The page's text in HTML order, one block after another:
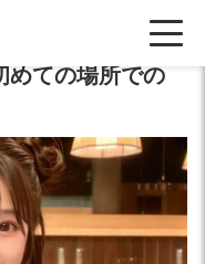
めての場所での